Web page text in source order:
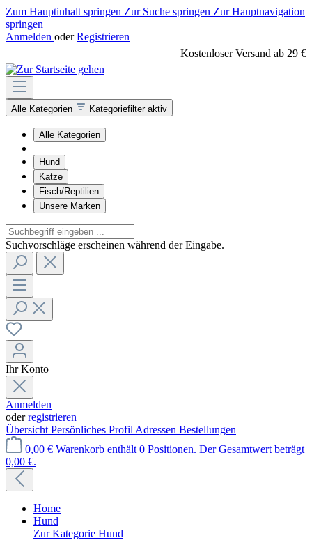
Zum Hauptinhalt springen Zur Suche springen Zur Hauptnavigation
springen
Anmelden oder Registrieren
Kostenloser Versand ab 29 €
Alle Kategorien Kategoriefilter aktiv
Alle Kategorien
Hund
Katze
Fisch/Reptilien
Unsere Marken
Suchvorschläge erscheinen während der Eingabe.
Ihr Konto
Anmelden
oderregistrieren
Übersicht Persönliches Profil Adressen Bestellungen
0,00 € Warenkorb enthält 0 Positionen. Der Gesamtwert beträgt
0,00 €.
Home
Hund
Zur Kategorie Hund